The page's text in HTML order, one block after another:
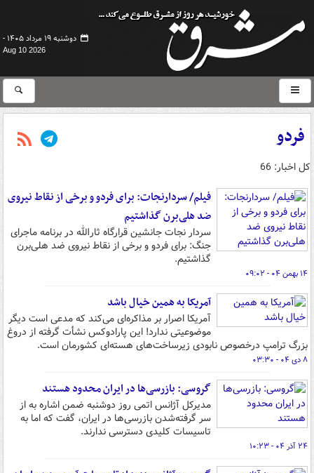
دوشنبه ۱۹ مرداد ۱۴۰۵ -
Aug 10 2026
فردو
کل اخبار: 66
فیلم/ سردارنجات: برای فردو و برخی از نقاط نیروی
ضد هلی‌برن گذاشتیم
سردار نجات جانشین قرارگاه ثارالله در برنامه ماجرای
جنگ: برای فردو و برخی از نقاط نیروی ضد هلی‌برن
گذاشتیم.
۱۴ بهمن ۰۴ - ۰۹:۰۲
آمریکا به همین خیال باشد
آمریکا اصرار بر مذاکره‌ای می‌کند که مدعی است دیگر
موضوعیتی ندارد! این پارادوکس نشأت گرفته از دروغ
بزرگ ترامپ درخصوص نابودی زیرساخت‌های هسته‌ای کشورمان است.
۸ دی ۰۴ - ۰۳:۳۰
گروسی: بازرسی‌ها در ایران محدود هستند
مدیرکل آژانس اتمی روز دوشنبه ضمن اشاره به از
سر گرفته‌شدن بازرسی‌ها در ایران، گفت که اما به
تاسیسات کلیدی دسترسی ندارند.
۲۴ آذر ۰۴ - ۱۰:۲۳